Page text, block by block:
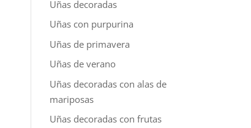
Uñas decoradas
Uñas con purpurina
Uñas de primavera
Uñas de verano
Uñas decoradas con alas de
mariposas
Uñas decoradas con frutas